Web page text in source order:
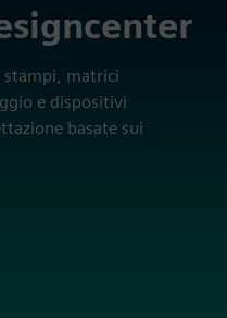
stampi, matrici
e dispositivi
basate sui